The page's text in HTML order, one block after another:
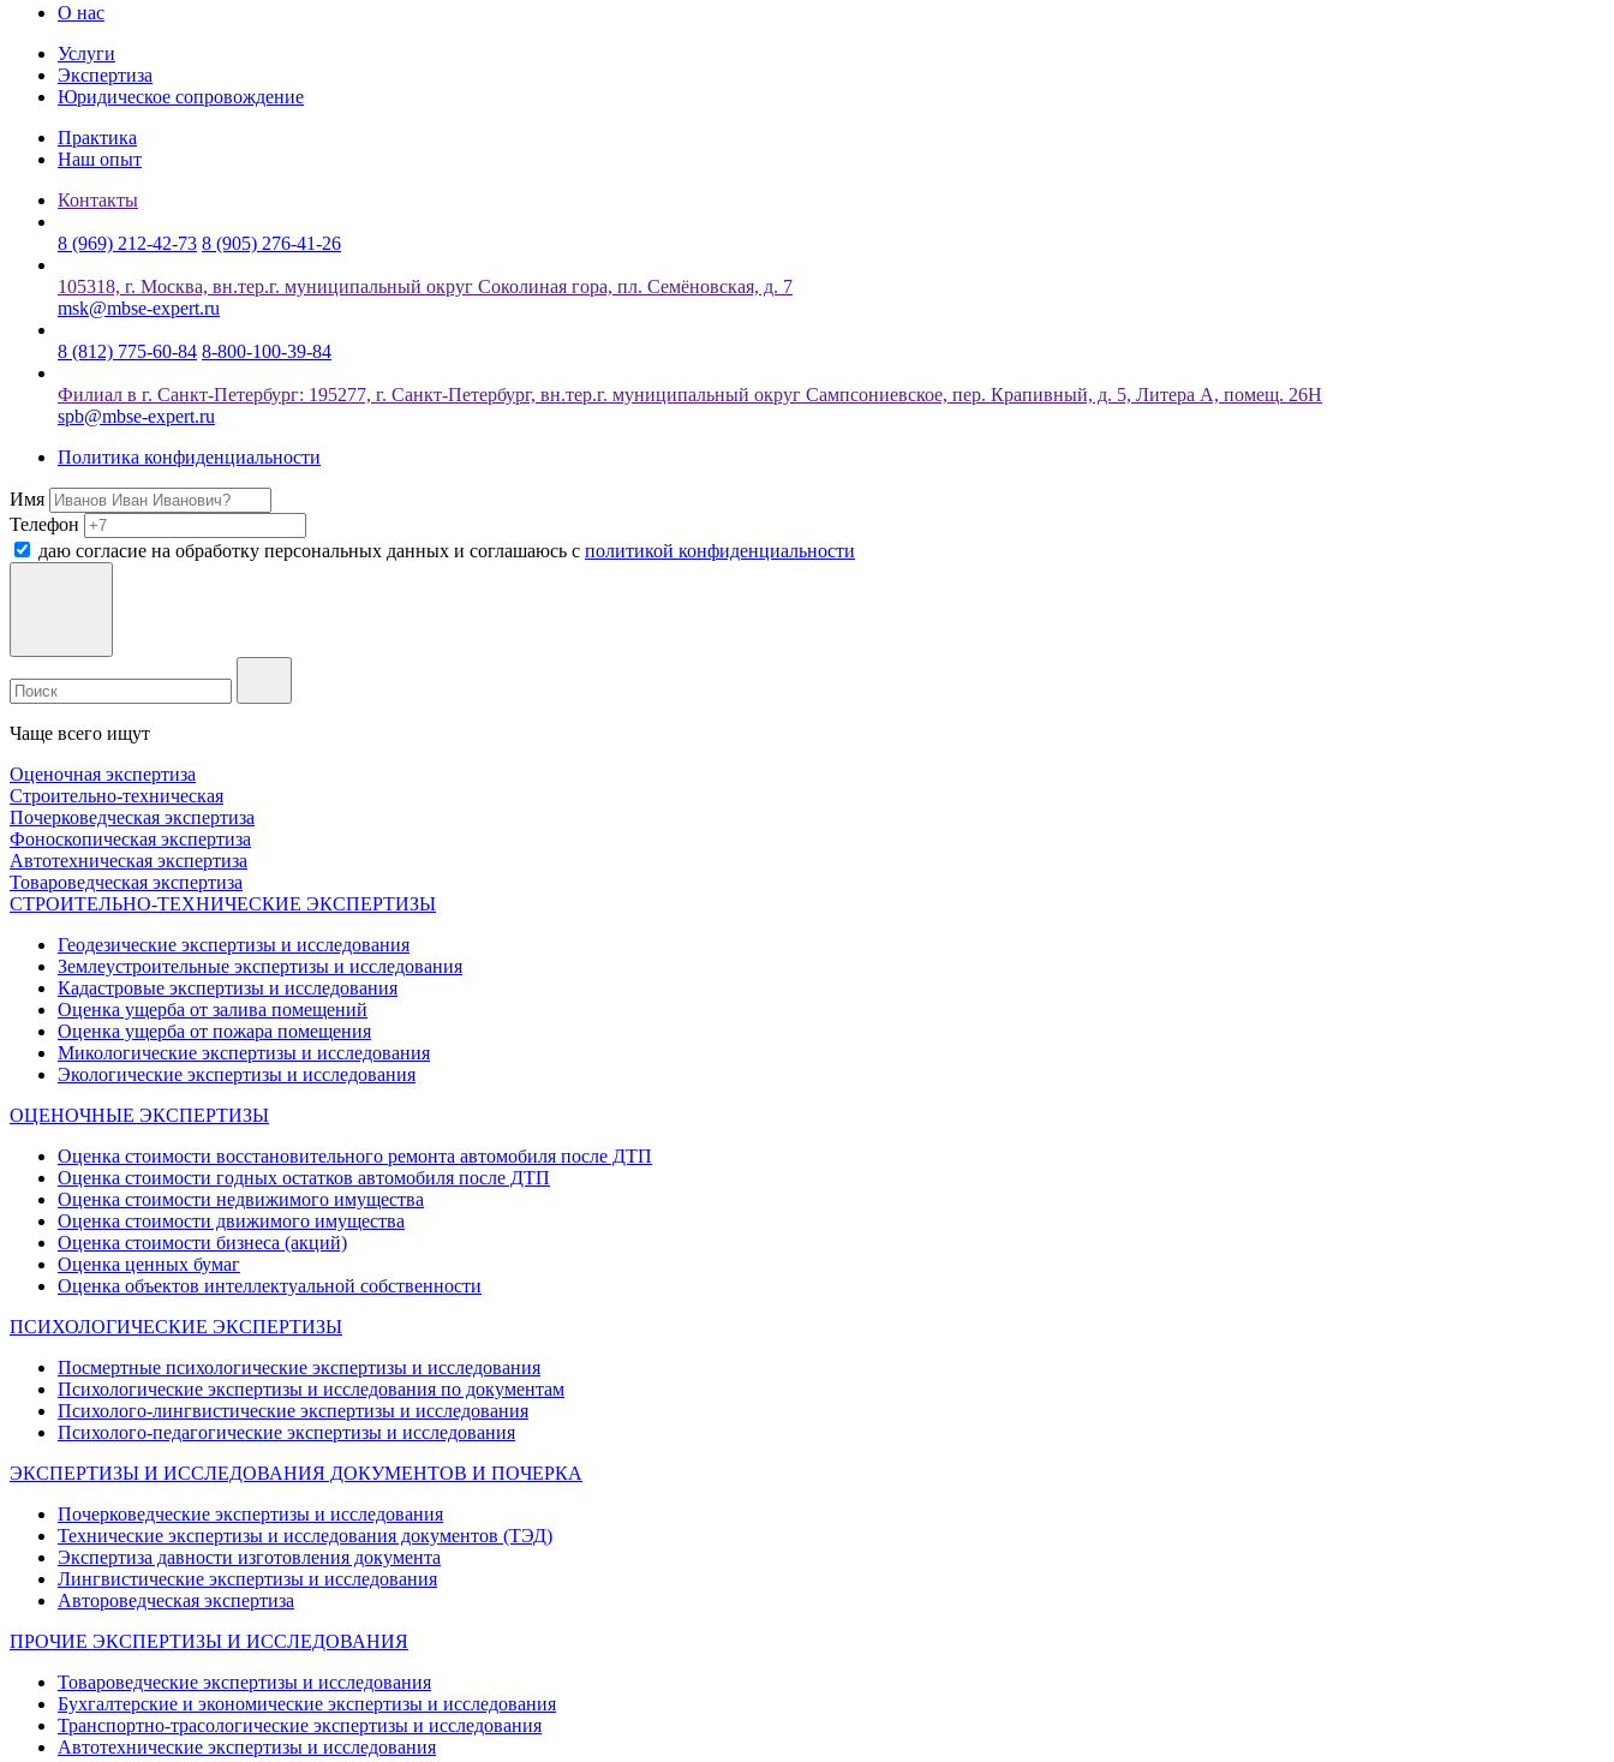
О нас
Услуги
Экспертиза
Юридическое сопровождение
Практика
Наш опыт
Контакты
8 (969) 212-42-73 8 (905) 276-41-26
105318, г. Москва, вн.тер.г. муниципальный округ Соколиная гора, пл. Семёновская, д. 7
msk@mbse-expert.ru
8 (812) 775-60-84 8-800-100-39-84
Филиал в г. Санкт-Петербург: 195277, г. Санкт-Петербург, вн.тер.г. муниципальный округ Сампсониевское, пер. Крапивный, д. 5, Литера А, помещ. 26Н
spb@mbse-expert.ru
Политика конфиденциальности
Имя
Телефон
даю согласие на обработку персональных данных и соглашаюсь c политикой конфиденциальности
Чаще всего ищут
Оценочная экспертиза
Строительно-техническая
Почерковедческая экспертиза
Фоноскопическая экспертиза
Автотехническая экспертиза
Товароведческая экспертиза
СТРОИТЕЛЬНО-ТЕХНИЧЕСКИЕ ЭКСПЕРТИЗЫ
Геодезические экспертизы и исследования
Землеустроительные экспертизы и исследования
Кадастровые экспертизы и исследования
Оценка ущерба от залива помещений
Оценка ущерба от пожара помещения
Микологические экспертизы и исследования
Экологические экспертизы и исследования
ОЦЕНОЧНЫЕ ЭКСПЕРТИЗЫ
Оценка стоимости восстановительного ремонта автомобиля после ДТП
Оценка стоимости годных остатков автомобиля после ДТП
Оценка стоимости недвижимого имущества
Оценка стоимости движимого имущества
Оценка стоимости бизнеса (акций)
Оценка ценных бумаг
Оценка объектов интеллектуальной собственности
ПСИХОЛОГИЧЕСКИЕ ЭКСПЕРТИЗЫ
Посмертные психологические экспертизы и исследования
Психологические экспертизы и исследования по документам
Психолого-лингвистические экспертизы и исследования
Психолого-педагогические экспертизы и исследования
ЭКСПЕРТИЗЫ И ИССЛЕДОВАНИЯ ДОКУМЕНТОВ И ПОЧЕРКА
Почерковедческие экспертизы и исследования
Технические экспертизы и исследования документов (ТЭД)
Экспертиза давности изготовления документа
Лингвистические экспертизы и исследования
Автороведческая экспертиза
ПРОЧИЕ ЭКСПЕРТИЗЫ И ИССЛЕДОВАНИЯ
Товароведческие экспертизы и исследования
Бухгалтерские и экономические экспертизы и исследования
Транспортно-трасологические экспертизы и исследования
Автотехнические экспертизы и исследования